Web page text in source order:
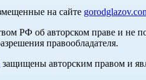
на сайте
РФ об авторском праве и
правообладателя.
защищены авторским правом и